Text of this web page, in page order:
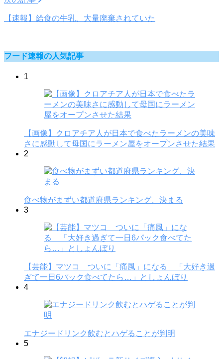
【速報】給食の牛乳、大量廃棄されていた
フード速報の人気記事
1
【画像】クロアチア人が日本で食べたラーメンの美味
さに感動して母国にラーメン屋をオープンさせた結果
2
食べ物がまずい都道府県ランキング、決まる
3
【芸能】マツコ ついに「痛風」になる 「大好き過
ぎて一日6パック食べてたら…」としょんぼり
4
エナジードリンク飲むとハゲることが判明
5